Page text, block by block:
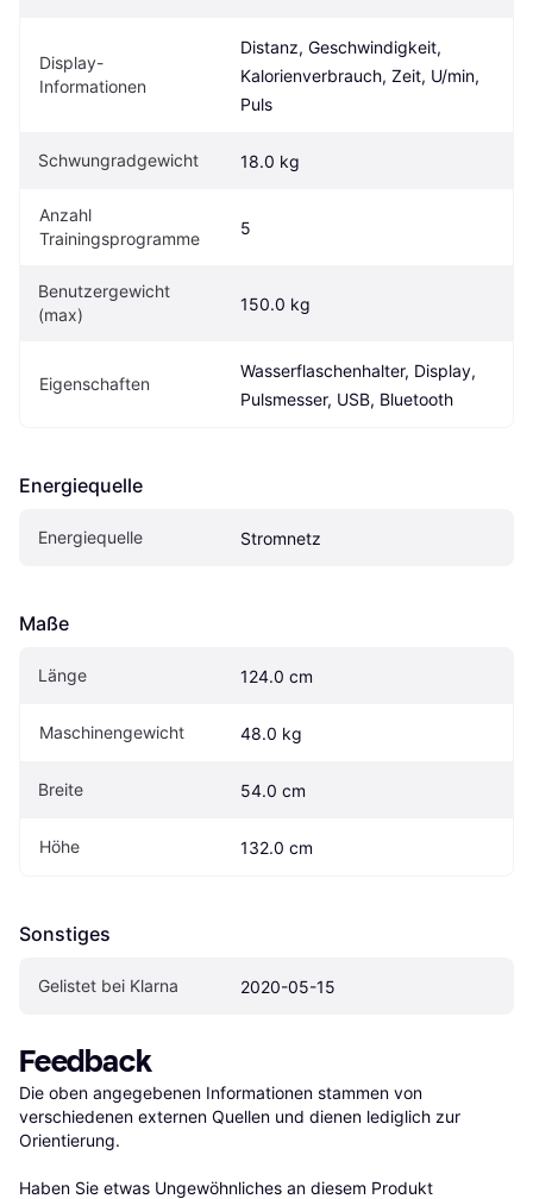
Display-
Informationen
Distanz, Geschwindigkeit,
Kalorienverbrauch, Zeit, U/min,
Puls
Schwungradgewicht 18.0 kg
Anzahl
Trainingsprogramme
5
Benutzergewicht
(max)
150.0 kg
Eigen­schaften
Wasserflaschenhalter, Display,
Pulsmesser, USB, Bluetooth
Energiequelle
Energiequelle Stromnetz
Maße
Länge 124.0 cm
Maschinengewicht 48.0 kg
Breite 54.0 cm
Höhe 132.0 cm
Sonstiges
Gelistet bei Klarna 2020-05-15
Feedback
Die oben angegebenen Informationen stammen von
verschiedenen externen Quellen und dienen lediglich zur
Orientierung.
Haben Sie etwas Ungewöhnliches an diesem Produkt